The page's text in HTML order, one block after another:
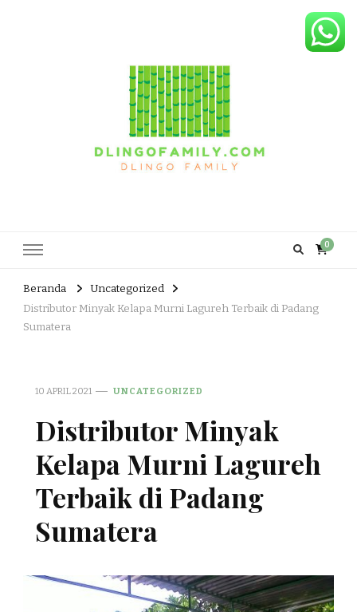
0
Beranda
Uncategorized
Distributor Minyak Kelapa Murni Lagureh Terbaik di Padang
Sumatera
10 APRIL 2021 UNCATEGORIZED
Distributor Minyak
Kelapa Murni Lagureh
Terbaik di Padang
Sumatera